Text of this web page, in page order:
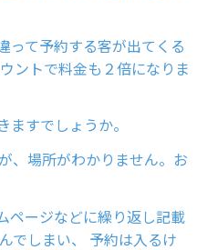
って予約する客が出てくる
ントで料金も２倍になりま
すでしょうか。
、場所がわかりません。お
ページなどに繰り返し記載
でしまい、 予約は入るけ